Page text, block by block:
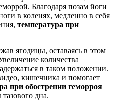
Благодаря позам йоги
в коленях, медленно в себя
температура при
ягодицы, оставаясь в этом
количества
в таком положении.
кишечника и помогает
при обострении геморроя
дна.